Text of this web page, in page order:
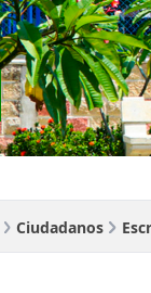
Ciudadanos